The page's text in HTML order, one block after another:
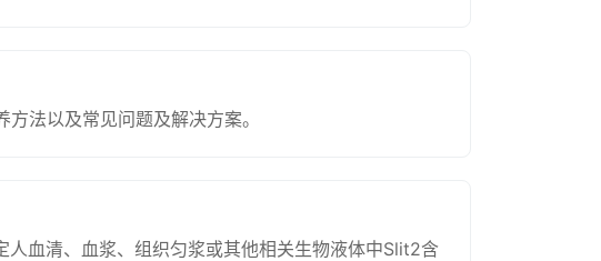
法以及常见问题及解决方案。
血清、血浆、组织匀浆或其他相关生物液体中Slit2含